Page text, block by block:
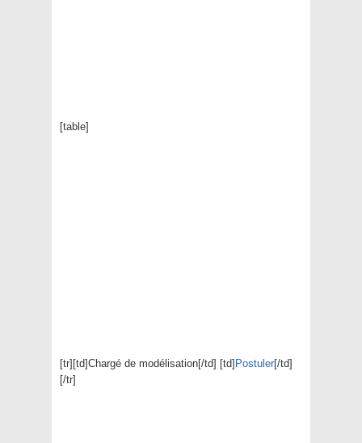
[table]
[tr][td]Chargé de modélisation[/td] [td] Postuler[/td]
[/tr]